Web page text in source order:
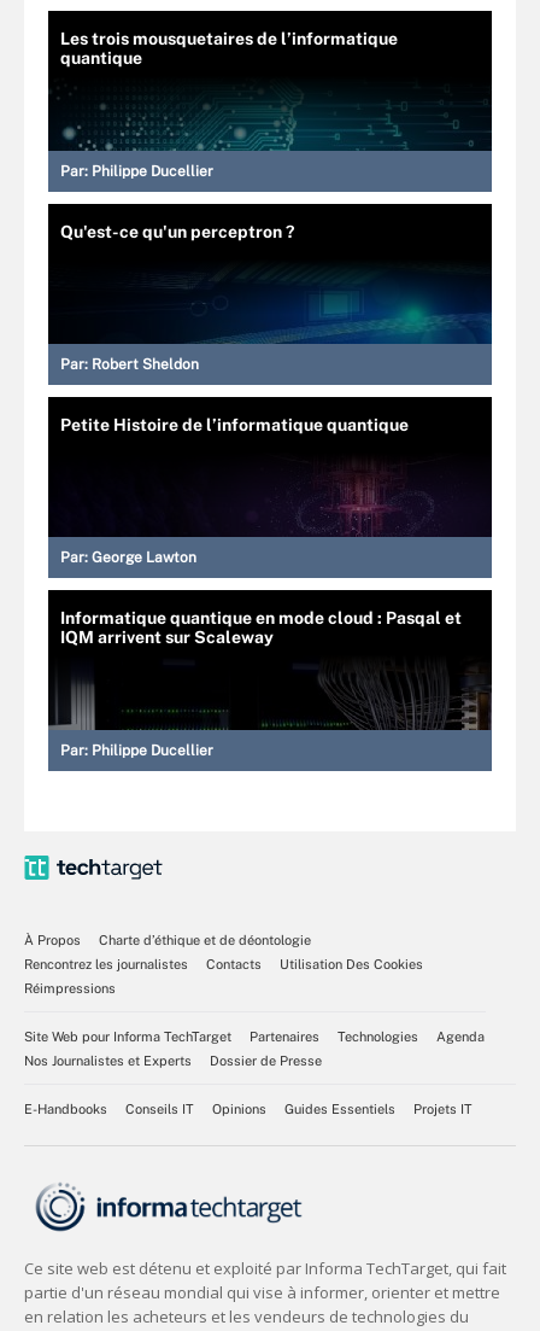
Les trois mousquetaires de l’informatique
quantique
Par: Philippe Ducellier
Qu'est-ce qu'un perceptron ?
Par: Robert Sheldon
Petite Histoire de l’informatique quantique
Par: George Lawton
Informatique quantique en mode cloud : Pasqal et
IQM arrivent sur Scaleway
Par: Philippe Ducellier
À Propos
Charte d’éthique et de déontologie
Rencontrez les journalistes
Contacts
Utilisation Des Cookies
Réimpressions
Site Web pour Informa TechTarget Partenaires Technologies
Agenda
Nos Journalistes et Experts
Dossier de Presse
E-Handbooks Conseils IT Opinions Guides Essentiels Projets IT